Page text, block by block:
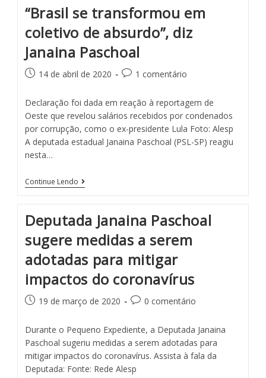
“Brasil se transformou em
coletivo de absurdo”, diz
Janaina Paschoal
14 de abril de 2020 1 comentário
Declaração foi dada em reação à reportagem de
Oeste que revelou salários recebidos por condenados
por corrupção, como o ex-presidente Lula Foto: Alesp
A deputada estadual Janaina Paschoal (PSL-SP) reagiu
nesta…
Continue Lendo
Deputada Janaina Paschoal
sugere medidas a serem
adotadas para mitigar
impactos do coronavírus
19 de março de 2020 0 comentário
Durante o Pequeno Expediente, a Deputada Janaina
Paschoal sugeriu medidas a serem adotadas para
mitigar impactos do coronavírus. Assista à fala da
Deputada: Fonte: Rede Alesp